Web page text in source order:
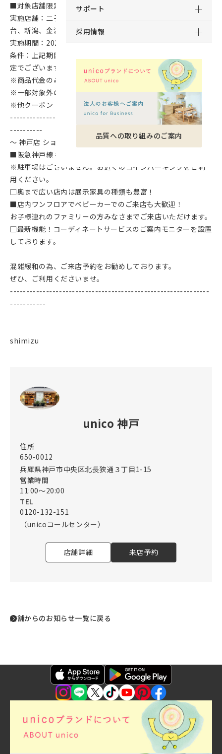
サポート
採用情報
品質への取り組みのご案内
■対象店舗限定10％OFFキャンペーン
実施店舗：二子玉川、静岡、神戸、京都、堀江、福岡、仙
台、新潟、金沢、広島、松山、岡山、高松
実施期間：2025年5月15日(木)～5月21日(水)
条件：上記期間内に対象店舗へご来店・ご入金いただく方限
定でございます。
※商品代金のみ適用されます。
※一部対象外の商品もございます。
※他クーポン・割引との併用は出来かねます。
-------------------------------------------------------------
----------
～ 神戸店 ショップデータ～
■阪急神戸線 神戸三宮・JR 元町駅 徒歩5分
※駐車場はございません。お近くのコインパーキングをご利
用ください。
□奥まで広い店内は展示家具の種類も豊富！
■店内ワンフロアでベビーカーでのご来店も大歓迎！
お子様連れのファミリーの方みなさまでご来店いただけます。
□最新機能！コーディネートサービスのご案内モニターを設置
しております。
混雑緩和の為、ご来店予約をお勧めしております。
ぜひ、ご利用くださいませ。
-------------------------------------------------------------
-----------
shimizu
unico 神戸
住所
650-0012
兵庫県神戸市中央区北長狭通３丁目1-15
営業時間
11:00～20:00
TEL
0120-132-151
（unicoコールセンター）
店舗詳細 来店予約
店舗からのお知らせ一覧に戻る